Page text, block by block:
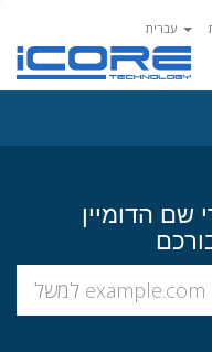
שם הדומיין